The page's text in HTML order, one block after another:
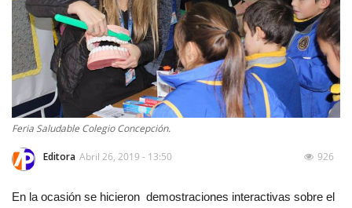
Deporte
Política
Espectáculos
Feria Saludable Colegio Concepción.
Editora Abril 26, 2019 - 13:50 926
En la ocasión se hicieron demostraciones interactivas sobre el